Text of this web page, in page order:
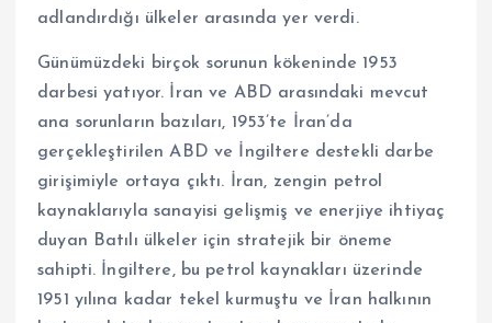
adlandırdığı ülkeler arasında yer verdi.
Günümüzdeki birçok sorunun kökeninde 1953
darbesi yatıyor. İran ve ABD arasındaki mevcut
ana sorunların bazıları, 1953’te İran’da
gerçekleştirilen ABD ve İngiltere destekli darbe
girişimiyle ortaya çıktı. İran, zengin petrol
kaynaklarıyla sanayisi gelişmiş ve enerjiye ihtiyaç
duyan Batılı ülkeler için stratejik bir öneme
sahipti. İngiltere, bu petrol kaynakları üzerinde
1951 yılına kadar tekel kurmuştu ve İran halkının